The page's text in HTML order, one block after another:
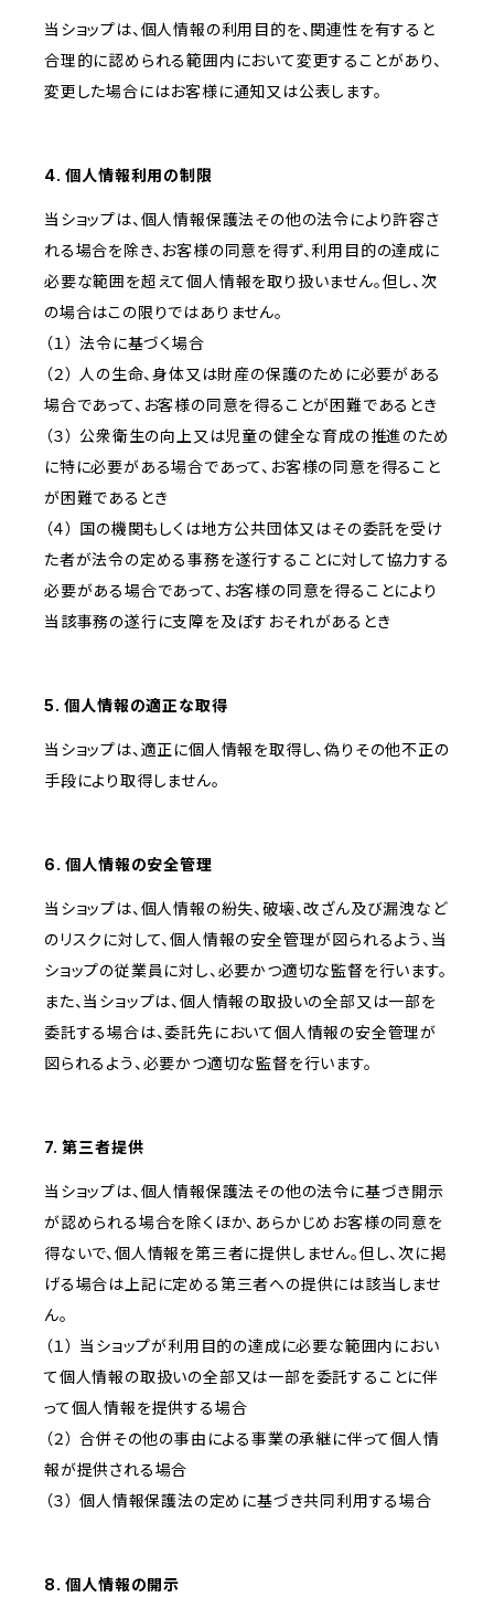
当ショップは、個人情報の利用目的を、関連性を有すると
合理的に認められる範囲内において変更することがあり、
変更した場合にはお客様に通知又は公表します。
4. 個人情報利用の制限
当ショップは、個人情報保護法その他の法令により許容さ
れる場合を除き、お客様の同意を得ず、利用目的の達成に
必要な範囲を超えて個人情報を取り扱いません。但し、次
の場合はこの限りではありません。
（１） 法令に基づく場合
（２） 人の生命、身体又は財産の保護のために必要がある
場合であって、お客様の同意を得ることが困難であるとき
（３） 公衆衛生の向上又は児童の健全な育成の推進のため
に特に必要がある場合であって、お客様の同意を得ること
が困難であるとき
（４） 国の機関もしくは地方公共団体又はその委託を受け
た者が法令の定める事務を遂行することに対して協力する
必要がある場合であって、お客様の同意を得ることにより
当該事務の遂行に支障を及ぼすおそれがあるとき
5. 個人情報の適正な取得
当ショップは、適正に個人情報を取得し、偽りその他不正の
手段により取得しません。
6. 個人情報の安全管理
当ショップは、個人情報の紛失、破壊、改ざん及び漏洩など
のリスクに対して、個人情報の安全管理が図られるよう、当
ショップの従業員に対し、必要かつ適切な監督を行います。
また、当ショップは、個人情報の取扱いの全部又は一部を
委託する場合は、委託先において個人情報の安全管理が
図られるよう、必要かつ適切な監督を行います。
7. 第三者提供
当ショップは、個人情報保護法その他の法令に基づき開示
が認められる場合を除くほか、あらかじめお客様の同意を
得ないで、個人情報を第三者に提供しません。但し、次に掲
げる場合は上記に定める第三者への提供には該当しませ
ん。
（１） 当ショップが利用目的の達成に必要な範囲内におい
て個人情報の取扱いの全部又は一部を委託することに伴
って個人情報を提供する場合
（２） 合併その他の事由による事業の承継に伴って個人情
報が提供される場合
（３） 個人情報保護法の定めに基づき共同利用する場合
8. 個人情報の開示